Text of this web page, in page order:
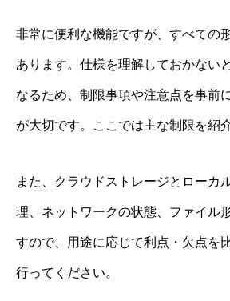
非常に便利な機能ですが、すべての
あります。仕様を理解しておかない
なるため、制限事項や注意点を事前
が大切です。ここでは主な制限を紹
また、クラウドストレージとローカ
理、ネットワークの状態、ファイル
すので、用途に応じて利点・欠点を
行ってください。